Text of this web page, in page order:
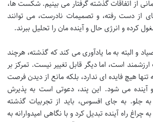
از اتفاقات گذشته گرفتار می بینیم. شکست ها،
از دست رفته، و تصمیمات نادرست، می توانند
کرده و انرژی حال و آینده مان را تحلیل ببرند.
و البته به ما یادآوری می کند که گذشته، هرچند
است، اما دیگر قابل تغییر نیست. تمرکز بر
تنها هیچ فایده ای ندارد، بلکه مانع از دیدن فرصت
می شود. این پند، دعوتی است به پذیرش
جلو. به جای افسوس، باید از تجربیات گذشته
راه آینده تبدیل کرد و با نگاهی امیدوارانه به